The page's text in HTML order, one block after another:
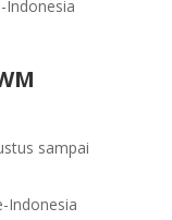
Indonesia
sampai
Indonesia